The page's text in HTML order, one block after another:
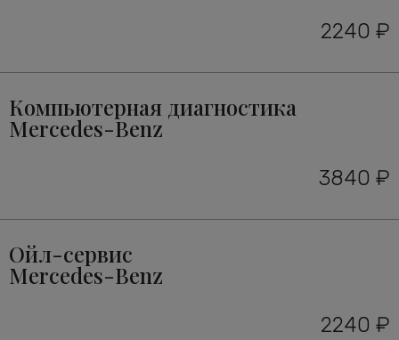
2240 ₽
Компьютерная диагностика
Mercedes-Benz
3840 ₽
Ойл-сервис
Mercedes-Benz
2240 ₽